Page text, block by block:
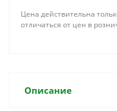
Цена действительна
отличаться от цен в
Описание